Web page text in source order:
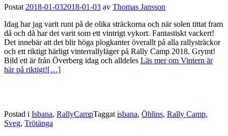
Postat 2018-01-032018-01-03 av Thomas Jansson
Idag har jag varit runt på de olika sträckorna och när solen tittat fram
då och då har det varit som ett vintrigt vykort. Fantastiskt vackert!
Det innebär att det blir höga plogkanter överallt på alla rallysträckor
och ett riktigt härligt vinterrallyläger på Rally Camp 2018. Grymt!
Bild ett är från Överberg idag och alldeles Läs mer om Vintern är
här på riktigt![…]
Postad i Isbana, RallyCampTaggat isbana, Öhlins, Rally Camp,
Sveg, Trötänga